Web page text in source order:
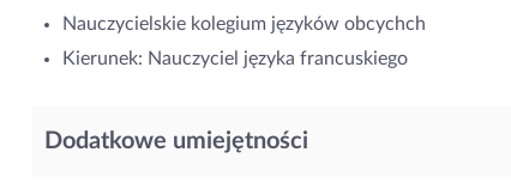
Nauczycielskie kolegium języków obcychch
Kierunek: Nauczyciel języka francuskiego
Dodatkowe umiejętności